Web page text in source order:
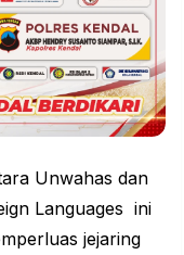
Unwahas dan
Languages ini
jejaring